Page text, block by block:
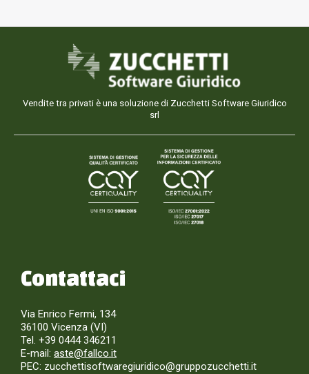
Vendite tra privati è una soluzione di Zucchetti Software Giuridico
srl
Contattaci
Via Enrico Fermi, 134
36100 Vicenza (VI)
Tel. +39 0444 346211
E-mail: aste@fallco.it
PEC: zucchettisoftwaregiuridico@gruppozucchetti.it